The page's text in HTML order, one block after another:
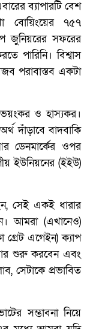
ব্যাপারটি বেশ
বোয়িংয়ের ৭৫৭
জুনিয়রের সফরের
পারিনি। বিশ্বাস
পরাবাস্তব একটা
ও হাস্যকর।
দাঁড়াবে বাদবাকি
ডেনমার্কের ওপর
ইউনিয়নের (ইইউ)
সেই একই ধারার
আমরা (এখানেও)
এগেইন) ক্যাপ
শুরু করবেন এবং
সেটাকে প্রভাবিত
সম্ভাবনা নিয়ে